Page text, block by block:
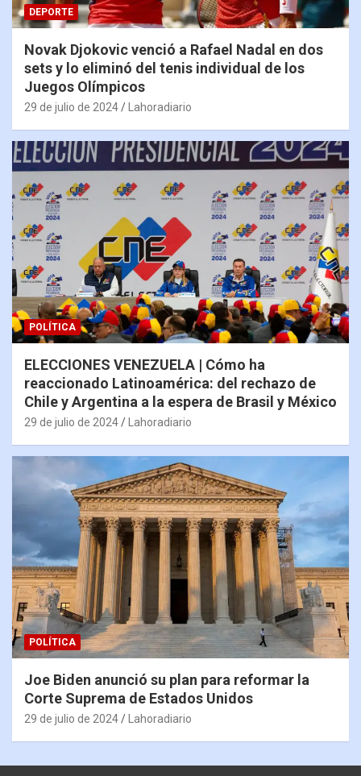
DEPORTE
Novak Djokovic venció a Rafael Nadal en dos
sets y lo eliminó del tenis individual de los
Juegos Olímpicos
29 de julio de 2024 Lahoradiario
POLÍTICA
ELECCIONES VENEZUELA | Cómo ha
reaccionado Latinoamérica: del rechazo de
Chile y Argentina a la espera de Brasil y México
29 de julio de 2024 Lahoradiario
POLÍTICA
Joe Biden anunció su plan para reformar la
Corte Suprema de Estados Unidos
29 de julio de 2024 Lahoradiario